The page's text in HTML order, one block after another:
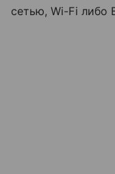
сетью, Wi-Fi либо